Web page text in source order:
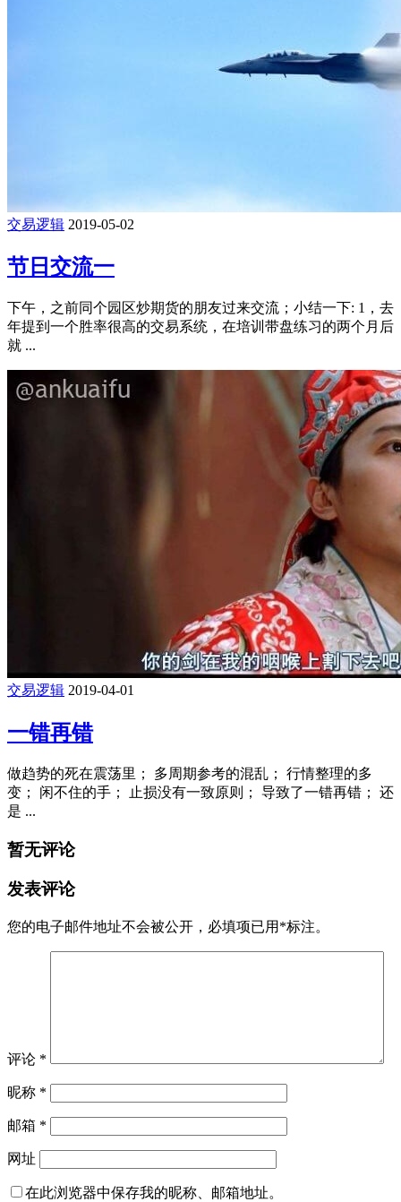
交易逻辑 2019-05-02
节日交流一
下午，之前同个园区炒期货的朋友过来交流；小结一下: 1，去
年提到一个胜率很高的交易系统，在培训带盘练习的两个月后
就 ...
交易逻辑 2019-04-01
一错再错
做趋势的死在震荡里； 多周期参考的混乱； 行情整理的多
变； 闲不住的手； 止损没有一致原则； 导致了一错再错； 还
是 ...
暂无评论
发表评论
您的电子邮件地址不会被公开， 必填项已用 *标注。
评论 *
昵称 *
邮箱 *
网址
在此浏览器中保存我的昵称、邮箱地址。